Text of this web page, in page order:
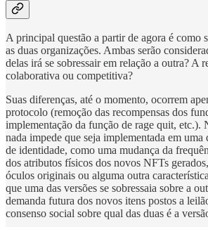
A principal questão a partir de agora é como
as duas organizações. Ambas serão
delas irá se sobressair em relação a outra? A
colaborativa ou competitiva?
Suas diferenças, até o momento, ocorrem
protocolo (remoção das recompensas dos
implementação da função de rage quit, etc.).
nada impede que seja implementada em uma
de identidade, como uma mudança da
dos atributos físicos dos novos NFTs
óculos originais ou alguma outra
que uma das versões se sobressaia sobre a
demanda futura dos novos itens postos a
consenso social sobre qual das duas é a